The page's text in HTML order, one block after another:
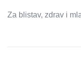
Za blistav, zdrav i